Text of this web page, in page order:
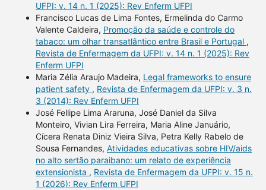
UFPI: v. 14 n. 1 (2025): Rev Enferm UFPI
Francisco Lucas de Lima Fontes, Ermelinda do Carmo
Valente Caldeira, Promoção da saúde e controle do
tabaco: um olhar transatlântico entre Brasil e Portugal ,
Revista de Enfermagem da UFPI: v. 14 n. 1 (2025): Rev
Enferm UFPI
Maria Zélia Araujo Madeira, Legal frameworks to ensure
patient safety , Revista de Enfermagem da UFPI: v. 3 n.
3 (2014): Rev Enferm UFPI
José Fellipe Lima Araruna, José Daniel da Silva
Monteiro, Vivian Lira Ferreira, Maria Aline Januário,
Cícera Renata Diniz Vieira Silva, Petra Kelly Rabelo de
Sousa Fernandes, Atividades educativas sobre HIV/aids
no alto sertão paraibano: um relato de experiência
extensionista , Revista de Enfermagem da UFPI: v. 15 n.
1 (2026): Rev Enferm UFPI